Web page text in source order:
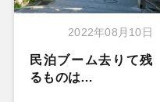
2022年08月10日
民泊ブーム去りて残
るものは…